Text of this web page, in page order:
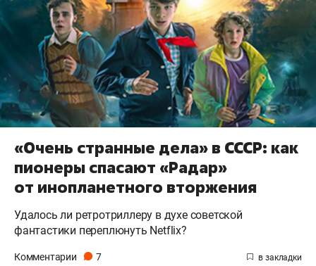
«Очень странные дела» в СССР: как
пионеры спасают «Радар»
от инопланетного вторжения
Удалось ли ретротриллеру в духе советской
фантастики переплюнуть Netflix?
Комментарии 7